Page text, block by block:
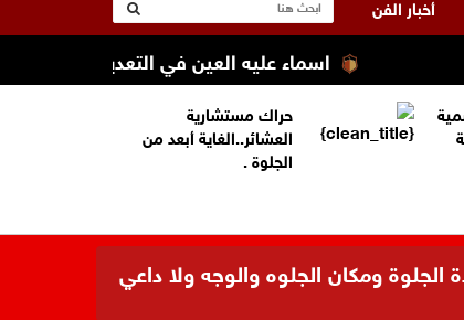
أخبار الفن
اسماء عليه العين في التعديل الوزاري
حراك مستشارية
العشائر..الغاية أبعد من
الجلوة .
الجلوة ومكان الجلوه والوجه ولا داعي